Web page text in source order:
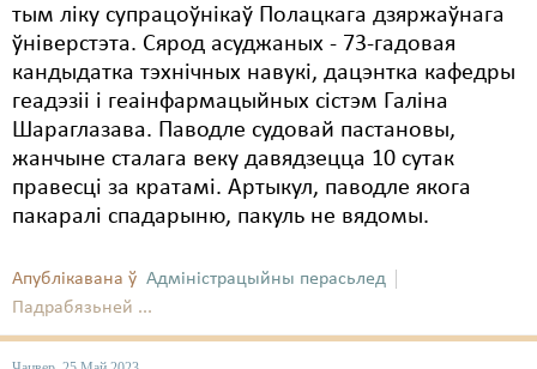
тым ліку супрацоўнікаў Полацкага дзяржаўнага
ўніверстэта. Сярод асуджаных - 73-гадовая
кандыдатка тэхнічных навукі, дацэнтка кафедры
геадэзіі і геаінфармацыйных сістэм Галіна
Шараглазава. Паводле судовай пастановы,
жанчыне сталага веку давядзецца 10 сутак
правесці за кратамі. Артыкул, паводле якога
пакаралі спадарыню, пакуль не вядомы.
Апублікавана ў Адміністрацыйны перасьлед
Падрабязьней ...